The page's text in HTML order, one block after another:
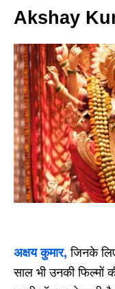
Akshay
अक्षय कुमार,जिनके
साल भी उनकी फिल्मों